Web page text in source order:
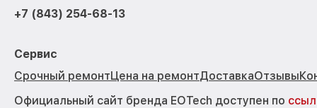
+7 (843) 254-68-13
Сервис
Срочный ремонтЦена на ремонтДоставкаОтзывы
Официальный сайт бренда EOTech доступен по